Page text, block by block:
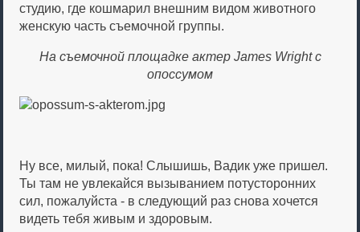
студию, где кошмарил внешним видом животного
женскую часть съемочной группы.
На съемочной площадке актер James Wright с
опоссумом
Ну все, милый, пока! Слышишь, Вадик уже пришел.
Ты там не увлекайся вызыванием потусторонних
сил, пожалуйста - в следующий раз снова хочется
видеть тебя живым и здоровым.